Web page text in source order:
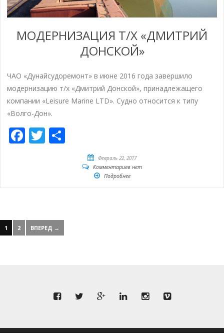
МОДЕРНИЗАЦИЯ Т/Х «ДМИТРИЙ
ДОНСКОЙ»
ЧАО «Дунайсудоремонт» в июне 2016 года завершило
модернизацию т/х «Дмитрий Донской», принадлежащего
компании «Leisure Marine LTD». Судно относится к типу
«Волго-Дон».
Facebook
Twitter
Февраль 22, 2017
Комментариев нет
Подробнее
1 2 ВПЕРЕД →